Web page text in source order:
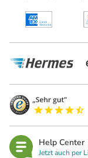
Help Center
Jetzt auch per